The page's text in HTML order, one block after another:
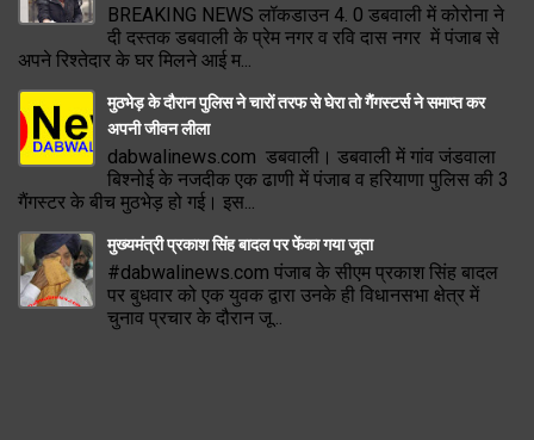
BREAKING NEWS लॉकडाउन 4. 0 डबवाली में कोरोना ने
दी दस्तक डबवाली के प्रेम नगर व रवि दास नगर में पंजाब से
अपने रिश्तेदार के घर मिलने आई म...
मुठभेड़ के दौरान पुलिस ने चारों तरफ से घेरा तो गैंगस्टर्स ने समाप्त कर
अपनी जीवन लीला
dabwalinews.com डबवाली। डबवाली में गांव जंडवाला
बिश्नोई के नजदीक एक ढाणी में पंजाब व हरियाणा पुलिस की 3
गैंगस्टर के बीच मुठभेड़ हो गई। इस...
मुख्यमंत्री प्रकाश सिंह बादल पर फेंका गया जूता
#dabwalinews.com पंजाब के सीएम प्रकाश सिंह बादल
पर बुधवार को एक युवक द्वारा उनके ही विधानसभा क्षेत्र में
चुनाव प्रचार के दौरान जू...